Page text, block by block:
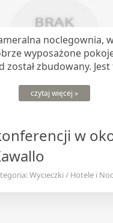
noclegownia,
wyposażone
zbudowany.
czytaj więcej »
w
Wycieczki / Hotele i